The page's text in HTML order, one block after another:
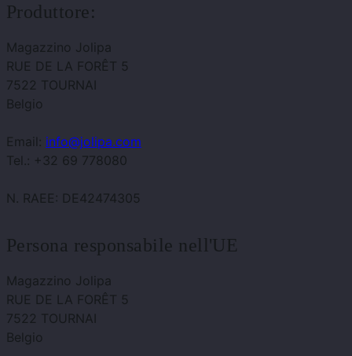
Produttore:
Magazzino Jolipa
RUE DE LA FORÊT 5
7522 TOURNAI
Belgio
Email: info@jolipa.com
Tel.: +32 69 778080
N. RAEE: DE42474305
Persona responsabile nell'UE
Magazzino Jolipa
RUE DE LA FORÊT 5
7522 TOURNAI
Belgio